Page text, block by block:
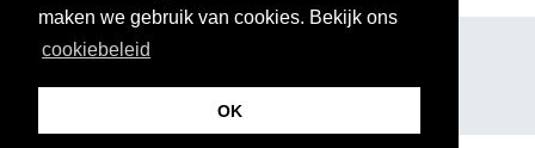
maken we gebruik van cookies. Bekijk ons
cookiebeleid
OK
volg ons op